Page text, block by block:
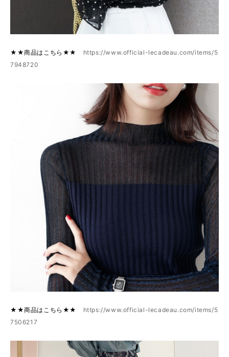
★★商品はこちら★★ https://www.official-lecadeau.com/items/5
7948720
★★商品はこちら★★ https://www.official-lecadeau.com/items/5
7506217